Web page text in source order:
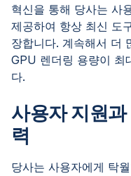
혁신을 통해 당사는 사
제공하여 항상 최신 도
장합니다. 계속해서 더
GPU 렌더링 용량이 최
다.
사용자 지원
력
당사는 사용자에게 탁